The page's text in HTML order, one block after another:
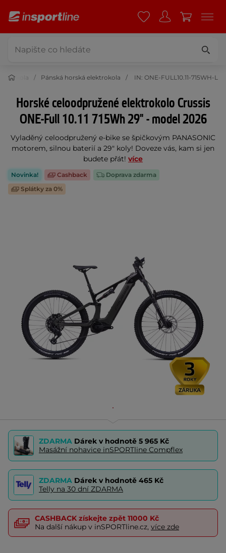
Pánská horská elektrokola IN: ONE-FULL10.11-715WH-L
Horské celoodpružené elektrokolo Crussis
ONE-Full 10.11 715Wh 29" - model 2026
Vyladěný celoodpružený e-bike se špičkovým PANASONIC
motorem, silnou baterií a 29" koly! Doveze vás, kam si jen
budete přát! více
Novinka! Cashback
Doprava zdarma
Splátky za 0%
ZDARMA Dárek v hodnotě 5 965 Kč
Masážní nohavice inSPORTline Compflex
ZDARMA Dárek v hodnotě 465 Kč
Telly na 30 dní ZDARMA
CASHBACK získejte zpět 11000 Kč
Na další nákup v inSPORTline.cz, více zde